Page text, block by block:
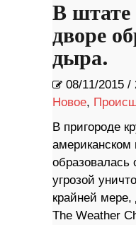
В
дворе
дыра.
08/11/2015 /
Новое,
В пригороде
образовалась
угрозой
крайней
The Weather